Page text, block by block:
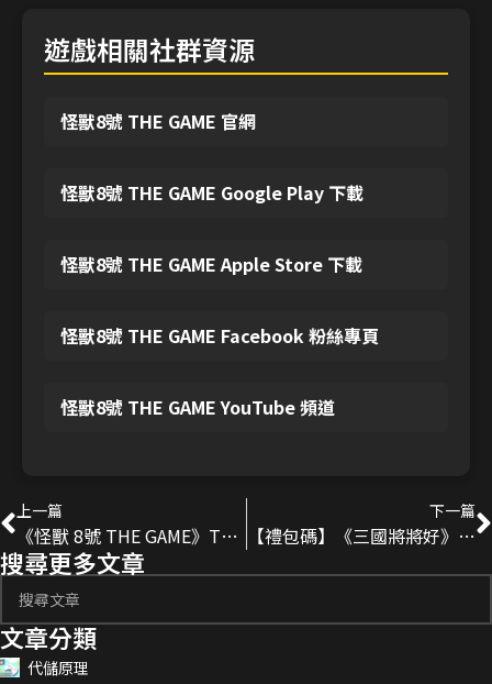
遊戲相關社群資源
怪獸8號 THE GAME 官網
怪獸8號 THE GAME Google Play 下載
怪獸8號 THE GAME Apple Store 下載
怪獸8號 THE GAME Facebook 粉絲專頁
怪獸8號 THE GAME YouTube 頻道
上一篇
《怪獸 8號 THE GAME》T0角色強度排行｜最強角色榜單懶人包
下一篇
【禮包碼】《三國將將好》2025最新序號分享
搜尋更多文章
文章分類
代儲原理